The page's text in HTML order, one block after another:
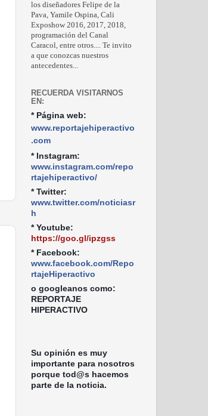
los diseñadores Felipe de la
Pava, Yamile Ospina, Cali
Exposhow 2016, 2017, 2018,
programación del Canal
Caracol, entre otros.... Te invito
a que conozcas nuestros
antecedentes...
RECUERDA VISITARNOS
EN:
* Página web:
www.reportajehiperactivo
.com
* Instagram:
www.instagram.com/repo
rtajehiperactivo/
* Twitter:
www.twitter.com/noticiasr
h
* Youtube:
https://goo.gl/ipzgss
* Facebook:
www.facebook.com/Repo
rtajeHiperactivo
o googleanos como:
REPORTAJE
HIPERACTIVO
Su opinión es muy
importante para nosotros
porque tod@s hacemos
parte de la noticia.